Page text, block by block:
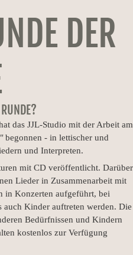
DER
das JJL-Studio mit der Arbeit am
begonnen - in lettischer und
und Interpreten.
mit CD veröffentlicht. Darüber
Lieder in Zusammenarbeit mit
in Konzerten aufgeführt, bei
auch Kinder auftreten werden. Die
Bedürfnissen und Kindern
kostenlos zur Verfügung